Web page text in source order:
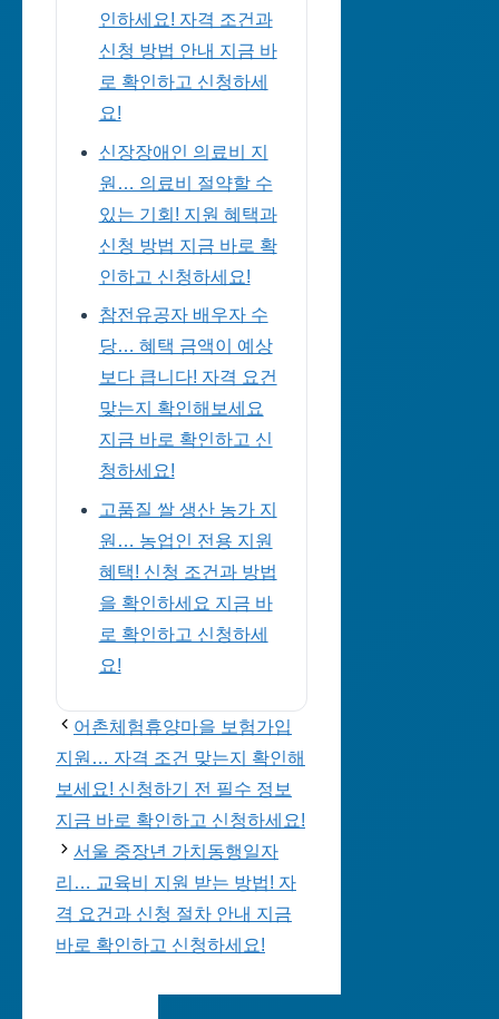
인하세요! 자격 조건과
신청 방법 안내 지금 바
로 확인하고 신청하세
요!
신장장애인 의료비 지
원… 의료비 절약할 수
있는 기회! 지원 혜택과
신청 방법 지금 바로 확
인하고 신청하세요!
참전유공자 배우자 수
당… 혜택 금액이 예상
보다 큽니다! 자격 요건
맞는지 확인해보세요
지금 바로 확인하고 신
청하세요!
고품질 쌀 생산 농가 지
원… 농업인 전용 지원
혜택! 신청 조건과 방법
을 확인하세요 지금 바
로 확인하고 신청하세
요!
어촌체험휴양마을 보험가입
지원… 자격 조건 맞는지 확인해
보세요! 신청하기 전 필수 정보
지금 바로 확인하고 신청하세요!
서울 중장년 가치동행일자
리… 교육비 지원 받는 방법! 자
격 요건과 신청 절차 안내 지금
바로 확인하고 신청하세요!